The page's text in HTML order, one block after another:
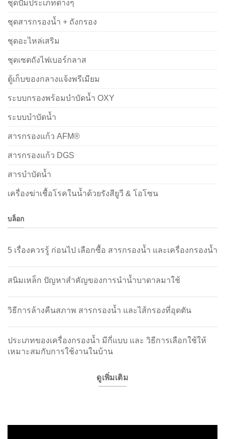
ชุดปั๊มประเภทต่างๆ
ชุดสารกรองน้ำ + ถังกรอง
ชุดอะไหล่เสริม
ชุดเซตถังไฟเบอร์กลาส
ตู้เก็บของกลางแจ้งพรีเมียม
ระบบกรองพร้อมบำบัดน้ำ OXY
ระบบบำบัดน้ำ
สารกรองแก้ว AFM®
สารกรองแก้ว DGS
สารบำบัดน้ำ
เครื่องฆ่าเชื้อโรคในน้ำด้วยรังสียูวี & โอโซน
บล็อก
5 เรื่องควรรู้ ก่อนไป เลือกซื้อ สารกรองน้ำ และเครื่องกรองน้ำ
สนิมเหล็ก ปัญหาสำคัญของการนำน้ำบาดาลมาใช้
วิธีการล้างคืนสภาพ สารกรองน้ำ และไส้กรองที่อุดตัน
ประเภทของเครื่องกรองน้ำ มีกี่แบบ และ วิธีการเลือกใช้ให้
เหมาะสมกับการใช้งานในบ้าน
ดูเพิ่มเติม